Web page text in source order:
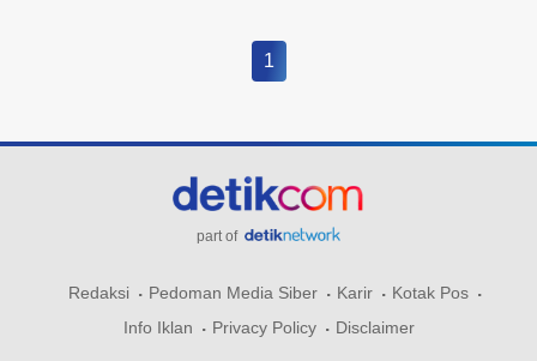
1
part of
Redaksi Pedoman Media Siber Karir
Kotak Pos
Info Iklan
Privacy Policy Disclaimer